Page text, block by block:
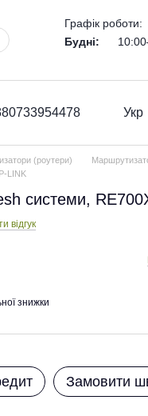
Графік роботи:
Будні:
Укр
(роутери)
LINK
системи,
відгук
знижки
Замовити